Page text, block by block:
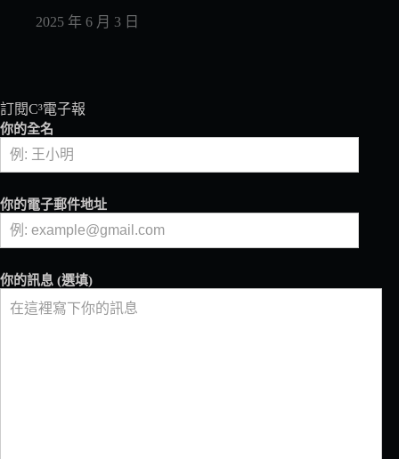
2025 年 6 月 3 日
訂閱C³電子報
你的全名
你的電子郵件地址
你的訊息 (選填)